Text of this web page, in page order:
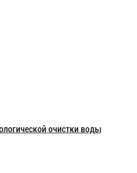
очистки воды